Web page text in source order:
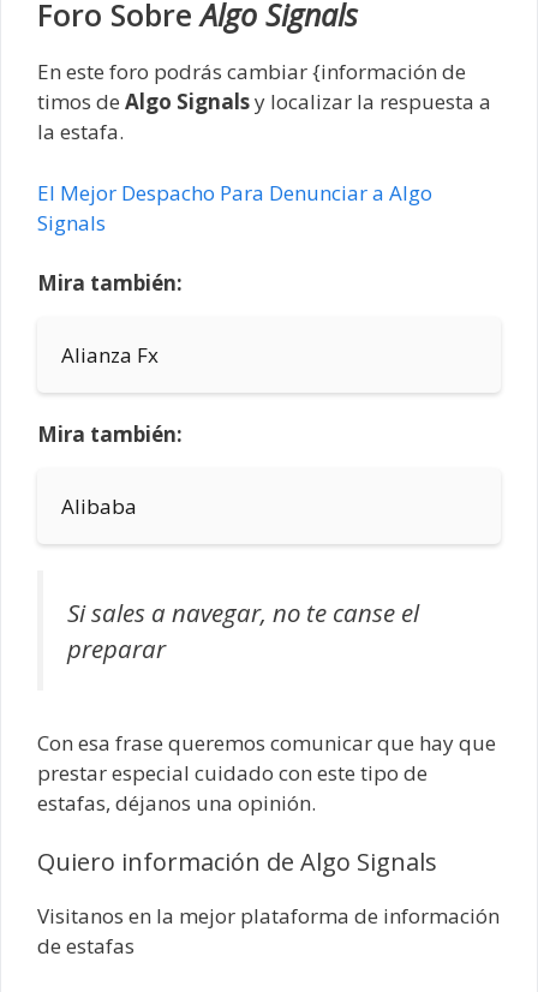
Foro SobreAlgo Signals
En este foro podrás cambiar {información de
timos de Algo Signalsy localizar la respuesta a
la estafa.
El Mejor Despacho Para Denunciar a Algo
Signals
Mira también:
Alianza Fx
Mira también:
Alibaba
Si sales a navegar, no te canse el
preparar
Con esa frase queremos comunicar que hay que
prestar especial cuidado con este tipo de
estafas, déjanos una opinión.
Quiero información de Algo Signals
Visitanos en la mejor plataforma de información
de estafas